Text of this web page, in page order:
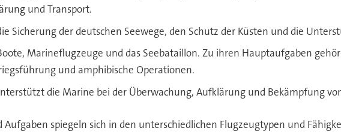
und Transport.
Sicherung der deutschen Seewege, den Schutz der Küsten und die
Marineflugzeuge und das Seebataillon. Zu ihren Hauptaufgaben
und amphibische Operationen.
die Marine bei der Überwachung, Aufklärung und Bekämpfung
spiegeln sich in den unterschiedlichen Flugzeugtypen und